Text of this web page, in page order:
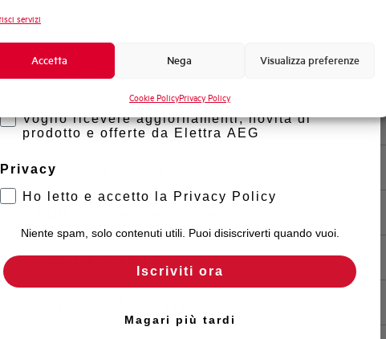
servizi
Accetta Nega Visualizza preferenze
Cookie PolicyPrivacy Policy
Capacità di rottura EN60947-2 Icu a 400V
Capacità di rottura di servizio Ics (%Icu)
Capacità dei terminali
Temperatura di impiego
Formazione tecnica
Voglio ricevere aggiornamenti, novità di
prodotto e offerte da Elettra AEG
Privacy
Ho letto e accetto la Privacy Policy
Niente spam, solo contenuti utili. Puoi disiscriverti quando vuoi.
Iscriviti ora
Magari più tardi